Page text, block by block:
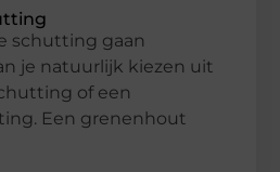
schutting gaan
je natuurlijk kiezen uit
of een
Een grenenhout